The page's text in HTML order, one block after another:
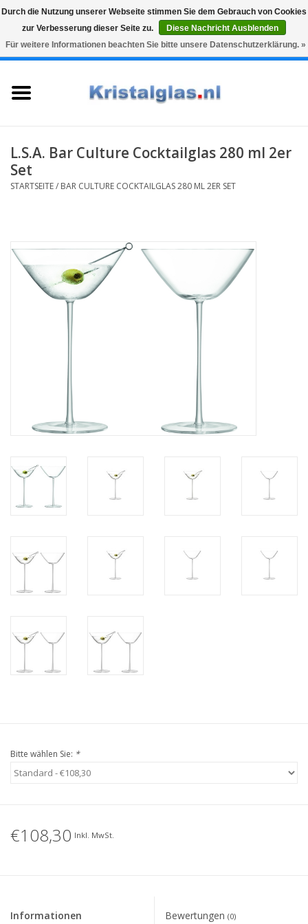
Snelle levering
Graveren
0 Artikel - €0,00
Karaffen
Glasgravur fur karaffe und
Geschenke
L.S.A. Bar Culture Cocktailglas 280 ml 2er
Set
STARTSEITE/ BAR CULTURE COCKTAILGLAS 280 ML 2ER SET
Bitte wählen Sie: *
€108,30 Inkl. MwSt.
Informationen Bewertungen (0)
Durch die Nutzung unserer Webseite stimmen Sie dem Gebrauch von Cookies
zur Verbesserung dieser Seite zu.
Diese Nachricht Ausblenden
Für weitere Informationen beachten Sie bitte unsere Datenschutzerklärung. »